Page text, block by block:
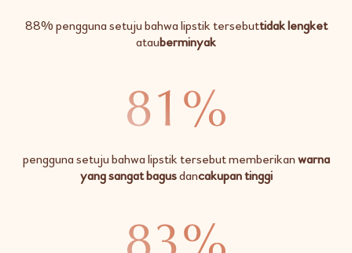
88% pengguna setuju bahwa lipstik tersebuttidak lengket
atauberminyak
pengguna setuju bahwa lipstik tersebut memberikanwarna
yang sangat bagusdancakupan tinggi